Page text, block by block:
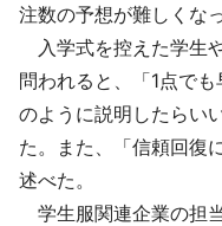
注数の予想が難しくな
入学式を控えた学生
問われると、「1点で
のように説明したらい
た。また、「信頼回復
述べた。
学生服関連企業の担